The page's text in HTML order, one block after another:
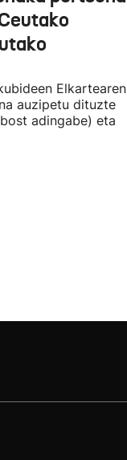
Elkartearen
auzipetu dituzte
adingabe) eta